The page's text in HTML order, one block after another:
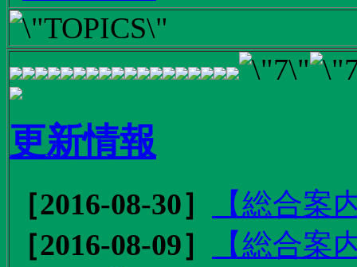
更新情報
［2016-08-30］
【総合
［2016-08-09］
【総合